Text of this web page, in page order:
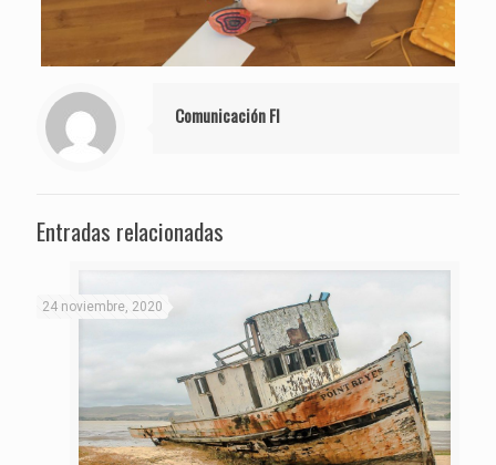
Comunicación FI
Entradas relacionadas
24 noviembre, 2020